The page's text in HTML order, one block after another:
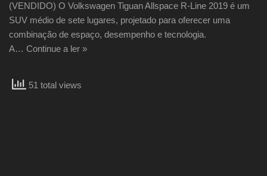
(VENDIDO) O Volkswagen Tiguan Allspace R-Line 2019 é um
SUV médio de sete lugares, projetado para oferecer uma
combinação de espaço, desempenho e tecnologia.
A… Continue a ler »
51 total views